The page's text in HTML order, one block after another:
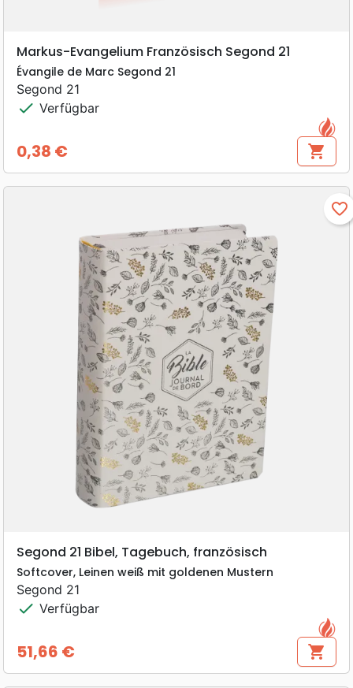
Markus-Evangelium Französisch Segond 21
Évangile de Marc Segond 21
Segond 21
check Verfügbar
Preis
0,38 € shopping_cart
favorite_border
Segond 21 Bibel, Tagebuch, französisch
Softcover, Leinen weiß mit goldenen Mustern
Segond 21
check Verfügbar
Preis
51,66 € shopping_cart